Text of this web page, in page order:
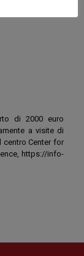
di 2000 euro
a visite di
Center for
https://info-